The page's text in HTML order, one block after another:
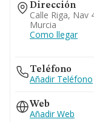
Dirección
Calle Riga, Nav
Murcia
Como llegar
Teléfono
Añadir Teléfono
Web
Añadir Web